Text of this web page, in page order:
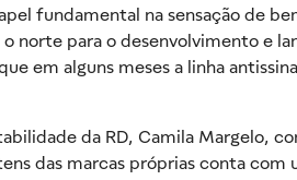
fundamental na sensação de
norte para o desenvolvimento e
em alguns meses a linha
da RD, Camila Margelo,
das marcas próprias conta